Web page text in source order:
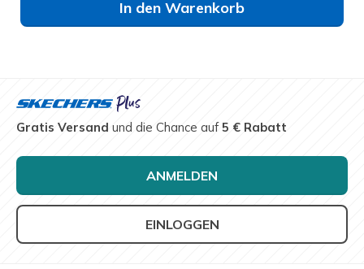
In den Warenkorb
Gratis Versand und die Chance auf5 € Rabatt
ANMELDEN
EINLOGGEN